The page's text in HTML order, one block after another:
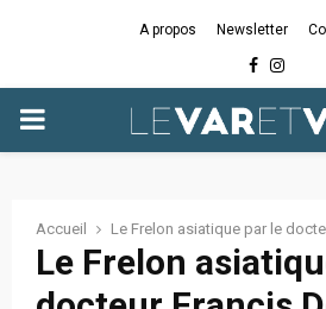
A propos Newsletter
Facebook
PRIMARY
Accueil Le Frelon asiatique par le
Le Frelon